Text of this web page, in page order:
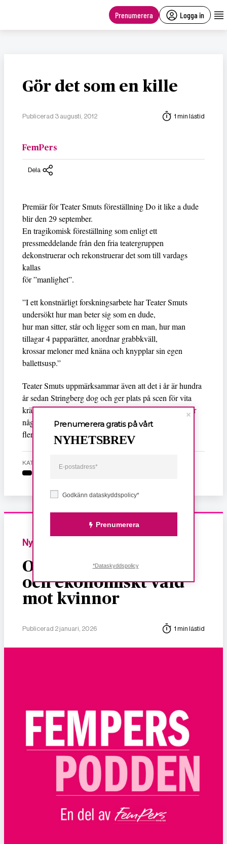
Prenumerera Logga in
Gör det som en kille
Publicerad 3 augusti, 2012 1 min lästid
FemPers
Dela
Premiär för Teater Smuts föreställning Do it like a dude
blir den 29 september.
En tragikomisk föreställning som enligt ett
pressmeddelande från den fria teatergruppen
dekonstruerar och rekonstruerar det som till vardags
kallas
för ”manlighet”.
”I ett konstnärligt forskningsarbete har Teater Smuts
undersökt hur man beter sig som en dude,
hur man sitter, står och ligger som en man, hur man
tillagar 4 papparätter, anordnar grabbkväll,
krossar meloner med knäna och knypplar sin egen
ballettsusp.”
Teater Smuts uppmärksammar även att det i år är hundra
år sedan Stringberg dog och ger plats på scen för vita
kränkta män. Den som är bekymrad över sin egen eller
någon annans mansroll garanteras svar, och dessutom
fler och mycket större problem.
KATEGORI
Nyheter
Om dödligt, sexuellt
och ekonomiskt våld
mot kvinnor
Publicerad 2 januari, 2026 1 min lästid
Godkänn dataskyddspolicy*
Prenumerera
Prenumerera gratis på vårt
NYHETSBREV
*Dataskyddspolicy